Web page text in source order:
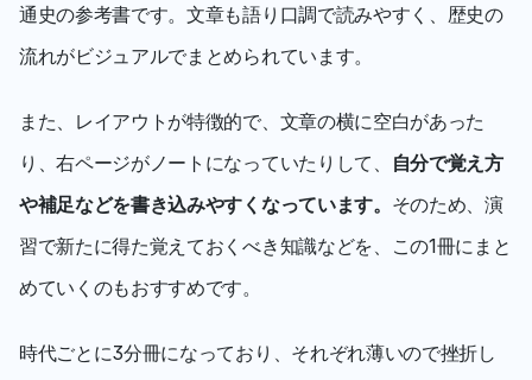
通史の参考書です。文章も語り口調で読みやすく、歴史の
流れがビジュアルでまとめられています。
また、レイアウトが特徴的で、文章の横に空白があった
り、右ページがノートになっていたりして、
自分で覚え方
や補足などを書き込みやすくなっています。 そのため、演
習で新たに得た覚えておくべき知識などを、この1冊にまと
めていくのもおすすめです。
時代ごとに3分冊になっており、それぞれ薄いので挫折し